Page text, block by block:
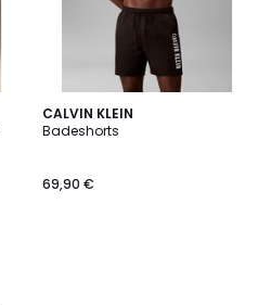
CALVIN KLEIN
Badeshorts
69,90 €